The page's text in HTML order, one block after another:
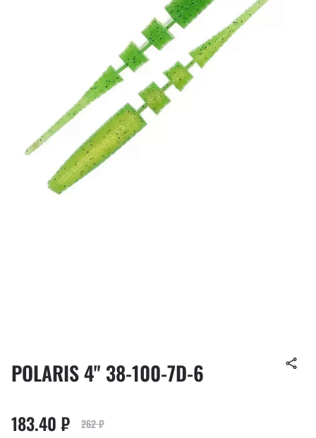
POLARIS 4" 38-100-7D-6
183.40₽ 262₽